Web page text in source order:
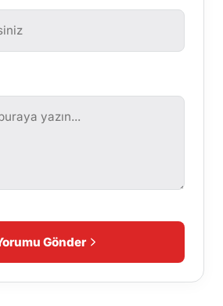
Gönder